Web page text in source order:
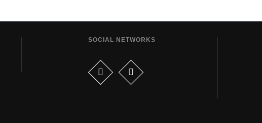
SOCIAL NETWORKS